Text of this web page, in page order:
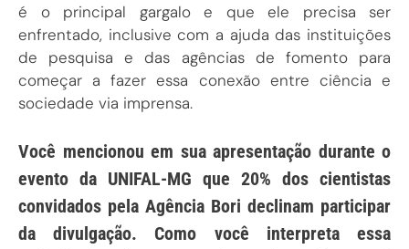
é o principal gargalo e que ele precisa ser
enfrentado, inclusive com a ajuda das instituições
de pesquisa e das agências de fomento para
começar a fazer essa conexão entre ciência e
sociedade via imprensa.
Você mencionou em sua apresentação durante o
evento da UNIFAL-MG que 20% dos cientistas
convidados pela Agência Bori declinam participar
da divulgação. Como você interpreta essa